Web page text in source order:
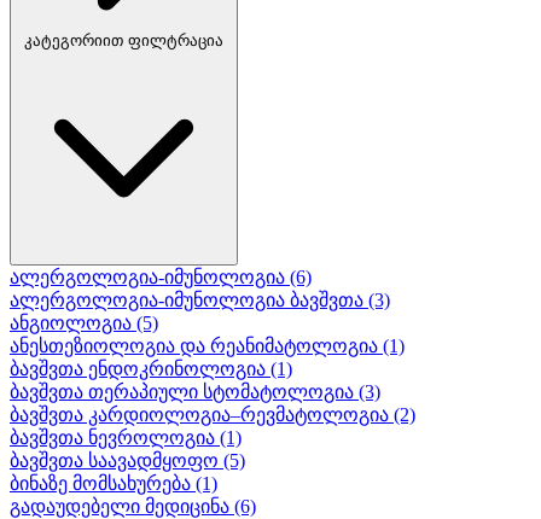
კატეგორიით ფილტრაცია
ალერგოლოგია-იმუნოლოგია (6)
ალერგოლოგია-იმუნოლოგია ბავშვთა (3)
ანგიოლოგია (5)
ანესთეზიოლოგია და რეანიმატოლოგია (1)
ბავშვთა ენდოკრინოლოგია (1)
ბავშვთა თერაპიული სტომატოლოგია (3)
ბავშვთა კარდიოლოგია–რევმატოლოგია (2)
ბავშვთა ნევროლოგია (1)
ბავშვთა საავადმყოფო (5)
ბინაზე მომსახურება (1)
გადაუდებელი მედიცინა (6)